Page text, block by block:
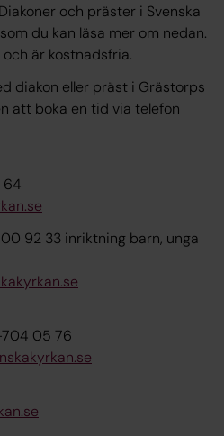
och präster i Svenska
du kan läsa mer om nedan.
är kostnadsfria.
diakon eller präst i Grästorps
att boka en tid via telefon
64
92 33 inriktning barn, unga
05 76